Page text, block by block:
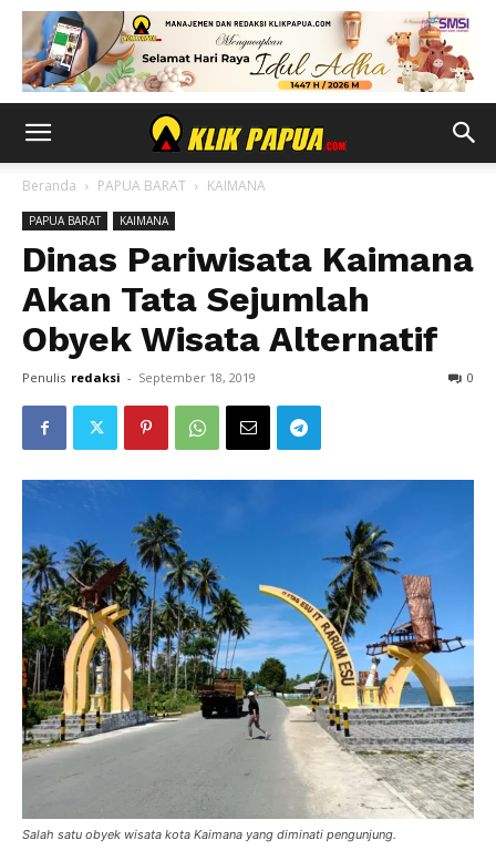
Beranda PAPUA BARAT KAIMANA
PAPUA BARAT KAIMANA
Dinas Pariwisata Kaimana
Akan Tata Sejumlah
Obyek Wisata Alternatif
Penulis redaksi - September 18, 2019 0
Salah satu obyek wisata kota Kaimana yang diminati pengunjung.